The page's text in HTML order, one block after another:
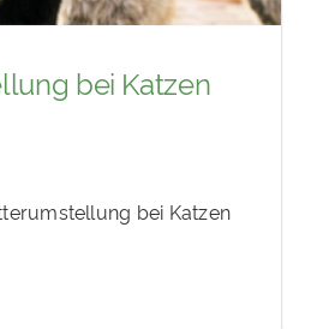
bei Katzen
bei Katzen